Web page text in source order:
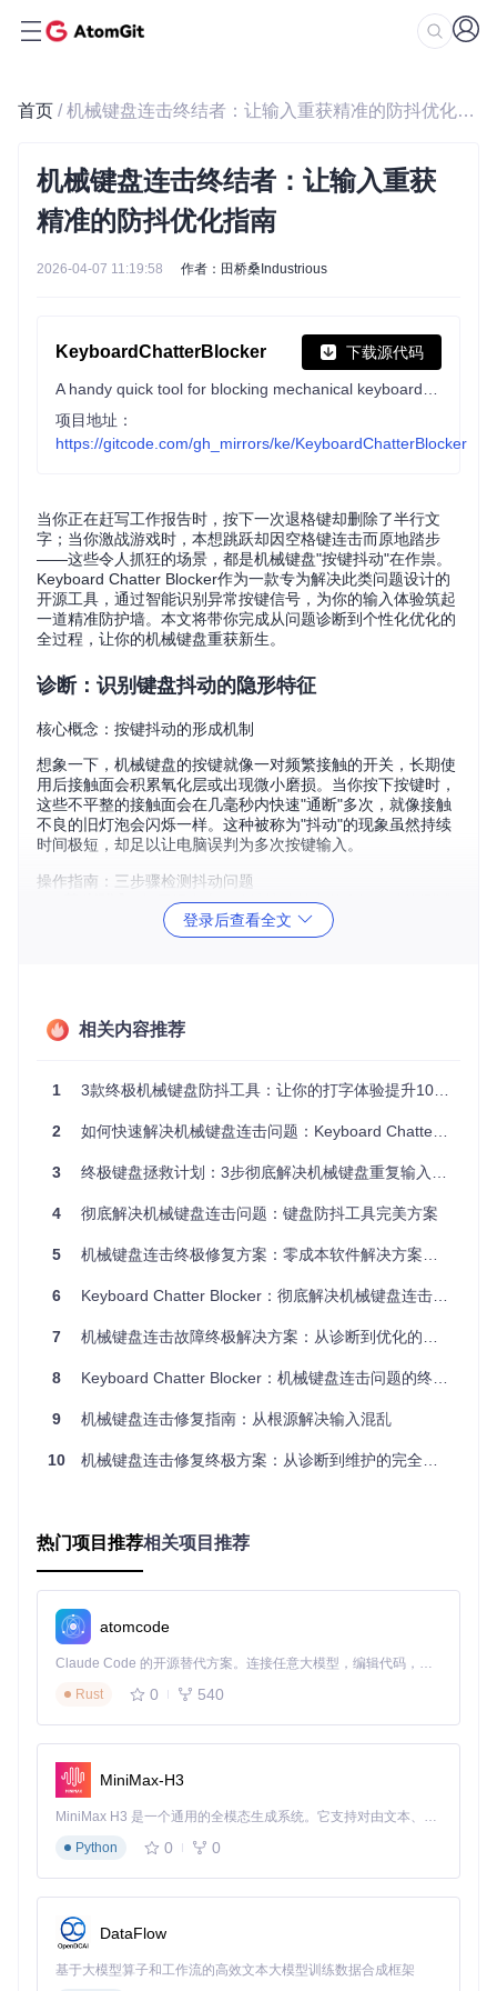
首页 / 机械键盘连击终结者：让输入重获精准的防抖优化指南
机械键盘连击终结者：让输入重获
精准的防抖优化指南
2026-04-07 11:19:58 作者：田桥桑Industrious
KeyboardChatterBlocker 下载源代码
项目地址：
https://gitcode.com/gh_mirrors/ke/KeyboardChatterBlocker
当你正在赶写工作报告时，按下一次退格键却删除了半行文
字；当你激战游戏时，本想跳跃却因空格键连击而原地踏步
——这些令人抓狂的场景，都是机械键盘"按键抖动"在作祟。
Keyboard Chatter Blocker作为一款专为解决此类问题设计的
开源工具，通过智能识别异常按键信号，为你的输入体验筑起
一道精准防护墙。本文将带你完成从问题诊断到个性化优化的
全过程，让你的机械键盘重获新生。
诊断：识别键盘抖动的隐形特征
核心概念：按键抖动的形成机制
想象一下，机械键盘的按键就像一对频繁接触的开关，长期使
用后接触面会积累氧化层或出现微小磨损。当你按下按键时，
这些不平整的接触面会在几毫秒内快速"通断"多次，就像接触
不良的旧灯泡会闪烁一样。这种被称为"抖动"的现象虽然持续
时间极短，却足以让电脑误判为多次按键输入。
操作指南：三步骤检测抖动问题
：打开记事本，连续快速敲击单个键（建议测试
空格键、退格键和常用字母键），观察是否出现异常重复
的字符
王工使用机械键盘编写代码时，经常发现分号会莫名重复，导
正常力度按压时约30%概率出现
现，非常适合使用Keyboard Chatter Blocker解决。
解决方案：构建基础防抖系统
核心概念：软件防抖的工作原理
Keyboard Chatter Blocker就像一位细心的守门人，它会短
行。这个"观察期"就是阈值设置，合理的阈值既能过滤抖动噪
操作指南：四步完成基础配置
选择适合你的安装方式：
Chocolatey安装：命令提示符输入
yboard-chatter-blocker
手动安装：从项目仓库下载安装包后双击运行
源码编译：克隆仓库后自行编译，命令为
ttps://gitcode.com/gh_mirrors/ke/KeyboardC
hatterBlocker
初始设置
首次启动后完成三项关键配置：
✅ 勾选"Enable"激活防护功能（核心开关）
✅ 勾选"Start With Windows"实现开机自启动
根据你的使用情况选择初始阈值：
键盘使用年限？
▸ 1-3年 → 20-30ms
登录后查看全文
相关内容推荐
1 3款终极机械键盘防抖工具：让你的打字体验提升10倍的开源解决方案
2 如何快速解决机械键盘连击问题：Keyboard Chatter Blocker终极指南
3 终极键盘拯救计划：3步彻底解决机械键盘重复输入问题
4 彻底解决机械键盘连击问题：键盘防抖工具完美方案
5 机械键盘连击终极修复方案：零成本软件解决方案完全指南
6 Keyboard Chatter Blocker：彻底解决机械键盘连击问题的专业工具
7 机械键盘连击故障终极解决方案：从诊断到优化的完整指南
8 Keyboard Chatter Blocker：机械键盘连击问题的终极解决方案
9 机械键盘连击修复指南：从根源解决输入混乱
10 机械键盘连击修复终极方案：从诊断到维护的完全指南
热门项目推荐相关项目推荐
atomcode
Claude Code 的开源替代方案。连接任意大模型，编辑代码，运行命令，自动验证 — 全自动执行。用 Rust 构建，极致性能。 ｜ An open-source alternative to Claude Code. Connect any LLM, edit code, run commands, and verify changes — autonomously. Built in Rust for speed. Get Started
Rust
0 540
MiniMax-H3
MiniMax H3 是一个通用的全模态生成系统。它支持对由文本、图像、视频和音频组成的多模态上下文进行统一理解，并能生成分辨率高达 2K、时长可达 15 秒的带原生立体声音频的视频。得益于面向任务泛化的系统设计，H3 在预训练阶段就已具备广泛的多模态上下文理解与生成能力，能够出色地执行复杂的多模态指令。
Python
0 0
DataFlow
基于大模型算子和工作流的高效文本大模型训练数据合成框架